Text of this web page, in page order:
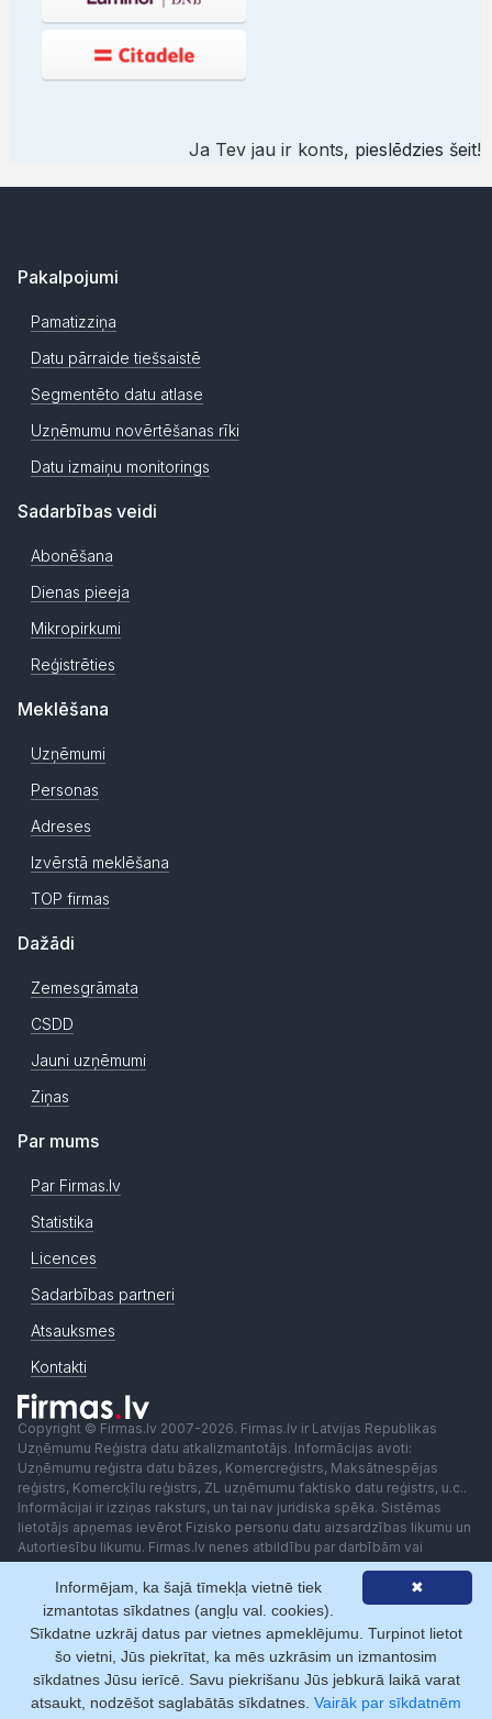
Ja Tev jau ir konts, pieslēdzies šeit!
Pakalpojumi
Pamatizziņa
Datu pārraide tiešsaistē
Segmentēto datu atlase
Uzņēmumu novērtēšanas rīki
Datu izmaiņu monitorings
Sadarbības veidi
Abonēšana
Dienas pieeja
Mikropirkumi
Reģistrēties
Meklēšana
Uzņēmumi
Personas
Adreses
Izvērstā meklēšana
TOP firmas
Dažādi
Zemesgrāmata
CSDD
Jauni uzņēmumi
Ziņas
Par mums
Par Firmas.lv
Statistika
Licences
Sadarbības partneri
Atsauksmes
Kontakti
Copyright © Firmas.lv 2007-2026. Firmas.lv ir Latvijas Republikas
Uzņēmumu Reģistra datu atkalizmantotājs. Informācijas avoti:
Uzņēmumu reģistra datu bāzes, Komercreģistrs, Maksātnespējas
reģistrs, Komercķīlu reģistrs, ZL uzņēmumu faktisko datu reģistrs, u.c..
Informācijai ir izziņas raksturs, un tai nav juridiska spēka. Sistēmas
lietotājs apņemas ievērot Fizisko personu datu aizsardzības likumu un
Autortiesību likumu. Firmas.lv nenes atbildību par darbībām vai
lēmumiem, kas balstīti uz saņemto pakalpojumu. Lietotājam aizliegts
izmantot jebkādas automatizētas sistēmas vai iekārtas (robotus)
piekļuvei sistēmai bez rakstiskas saskaņošanas ar Firmas.lv. Galvenā
redaktore: Ingūna Pempere.
Lietošanas noteikumi
Privātuma politika Norēķini ar
✖
Informējam, ka šajā tīmekļa vietnē tiek
izmantotas sīkdatnes (angļu val. cookies).
Sīkdatne uzkrāj datus par vietnes apmeklējumu. Turpinot lietot
šo vietni, Jūs piekrītat, ka mēs uzkrāsim un izmantosim
sīkdatnes Jūsu ierīcē. Savu piekrišanu Jūs jebkurā laikā varat
atsaukt, nodzēšot saglabātās sīkdatnes. Vairāk par sīkdatnēm